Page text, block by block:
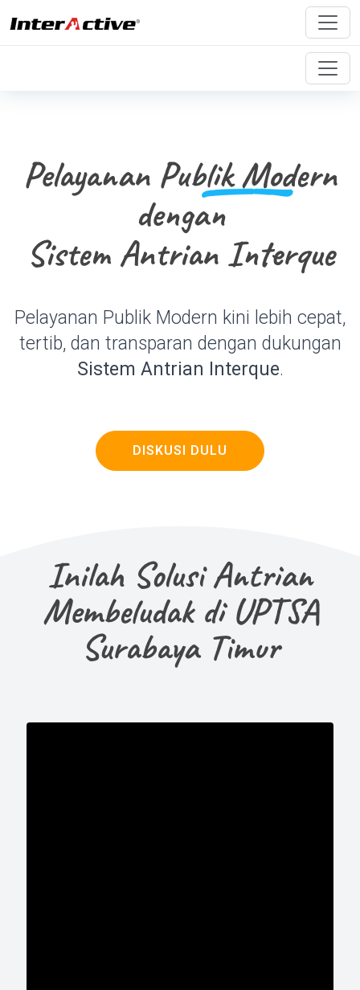
Pelayanan Publik Modern
dengan
Sistem Antrian Interque
Pelayanan Publik Modern kini lebih cepat,
tertib, dan transparan dengan dukungan
Sistem Antrian Interque.
DISKUSI DULU
Inilah Solusi Antrian
Membeludak di UPTSA
Surabaya Timur